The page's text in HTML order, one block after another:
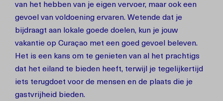
van het hebben van je eigen vervoer, maar ook een
gevoel van voldoening ervaren. Wetende dat je
bijdraagt aan lokale goede doelen, kun je jouw
vakantie op Curaçao met een goed gevoel beleven.
Het is een kans om te genieten van al het prachtigs
dat het eiland te bieden heeft, terwijl je tegelijkertijd
iets terugdoet voor de mensen en de plaats die je
gastvrijheid bieden.